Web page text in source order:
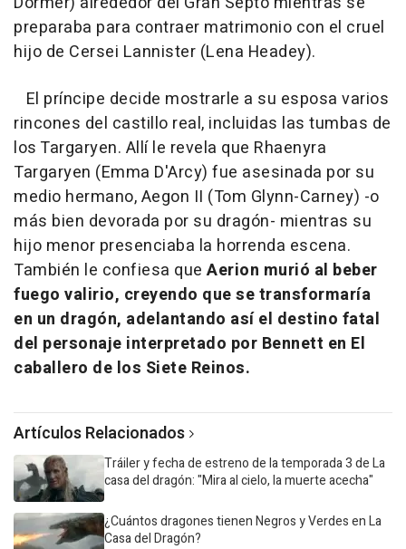
preparaba para contraer matrimonio con el cruel
hijo de Cersei Lannister (Lena Headey).
El príncipe decide mostrarle a su esposa varios
rincones del castillo real, incluidas las tumbas de
los Targaryen. Allí le revela que Rhaenyra
Targaryen (Emma D'Arcy) fue asesinada por su
medio hermano, Aegon II (Tom Glynn-Carney) -o
más bien devorada por su dragón- mientras su
hijo menor presenciaba la horrenda escena.
También le confiesa que Aerion murió al beber
fuego valirio, creyendo que se transformaría
en un dragón, adelantando así el destino fatal
del personaje interpretado por Bennett en El
caballero de los Siete Reinos.
Artículos Relacionados
Tráiler y fecha de estreno de la temporada 3 de La
casa del dragón: "Mira al cielo, la muerte acecha"
¿Cuántos dragones tienen Negros y Verdes en La
Casa del Dragón?